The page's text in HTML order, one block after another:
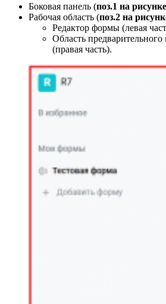
Боковая панель (поз.1 на рисунке
Рабочая область (поз.2 на
Редактор формы (левая
Область
(правая часть).